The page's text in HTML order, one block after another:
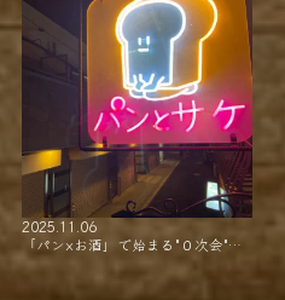
2025.11.06
「パン×お酒」で始まる"０次会"…